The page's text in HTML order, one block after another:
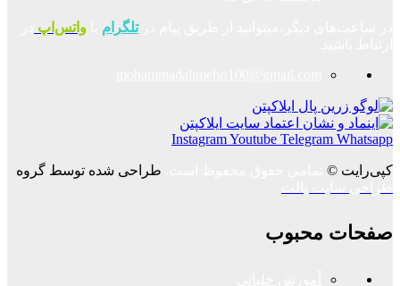
در ساعت‌های دیگر،میتوانید از طریق پیام درتلگرام واتس‌اپ
InstagramYoutube Telegram Whatsapp
کپی‌رایت ©
طراحی شده توسط گروه
صفحات محبوب